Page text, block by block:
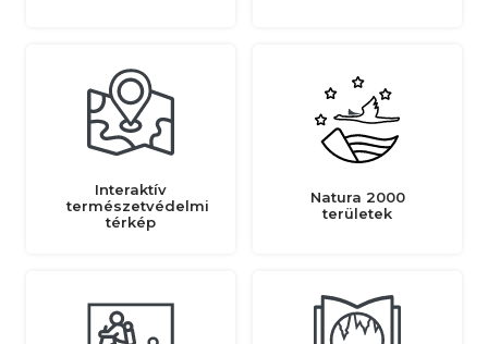
Interaktív
természetvédelmi
térkép
Natura 2000
területek